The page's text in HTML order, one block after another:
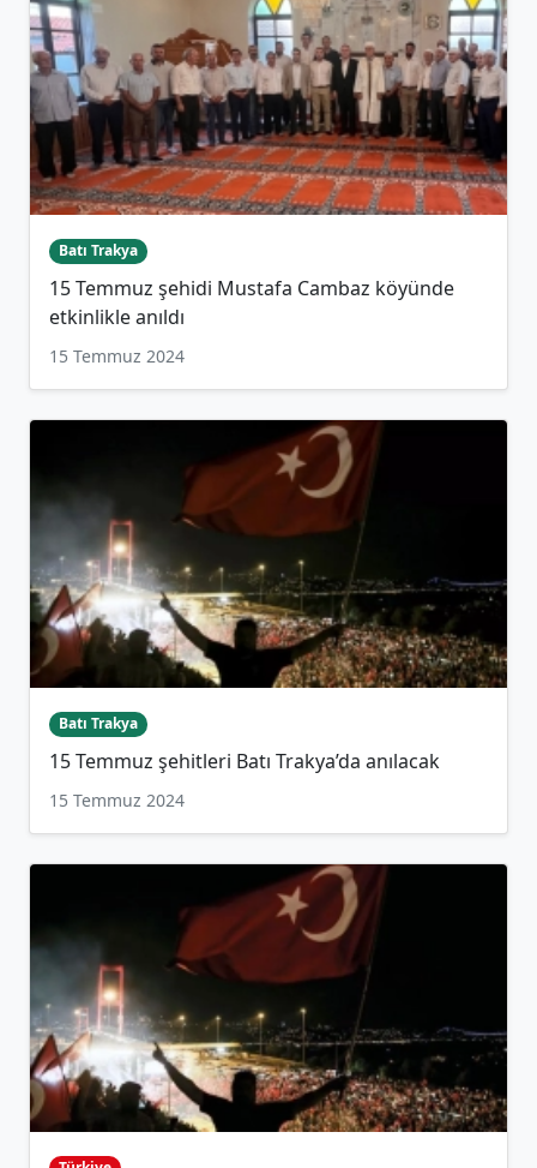
Batı Trakya
15 Temmuz şehidi Mustafa Cambaz köyünde
etkinlikle anıldı
15 Temmuz 2024
Batı Trakya
15 Temmuz şehitleri Batı Trakya’da anılacak
15 Temmuz 2024